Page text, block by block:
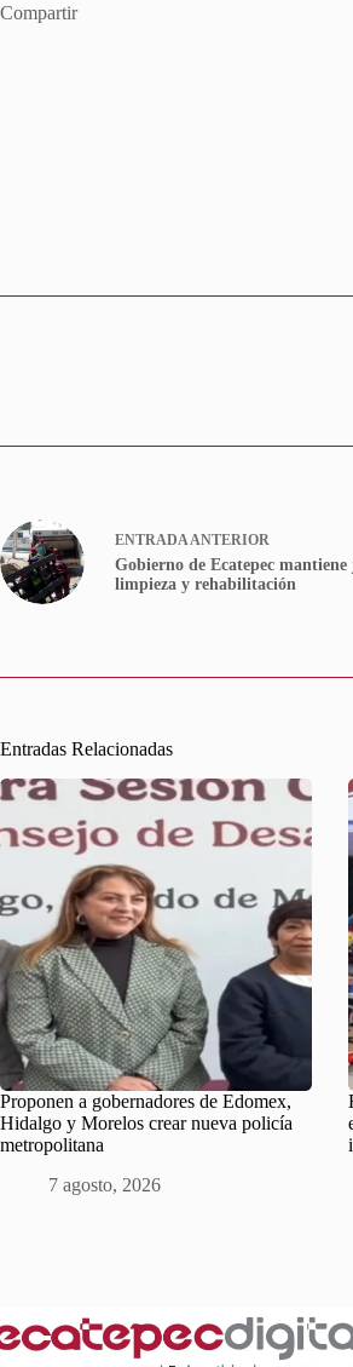
Compartir
ENTRADAANTERIOR
Gobierno de Ecatepec mantiene
limpieza y rehabilitación
Entradas Relacionadas
Proponen a gobernadores de Edomex,
Hidalgo y Morelos crear nueva policía
metropolitana
7 agosto, 2026